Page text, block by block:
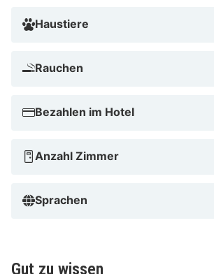
Haustiere
Rauchen
Bezahlen im Hotel
Anzahl Zimmer
Sprachen
Gut zu wissen